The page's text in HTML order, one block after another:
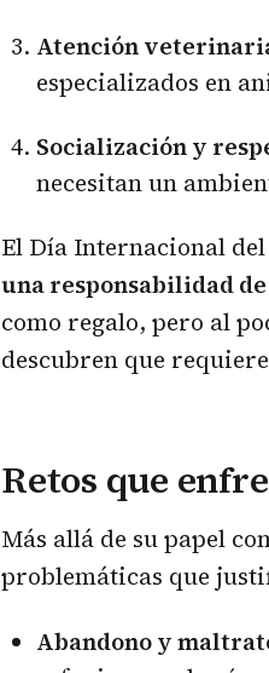
Atención
especializados en
Socialización y
necesitan un
El Día Internacional
una responsabilidad
como regalo, pero al
descubren que
Retos que
Más allá de su papel
problemáticas que
Abandono y